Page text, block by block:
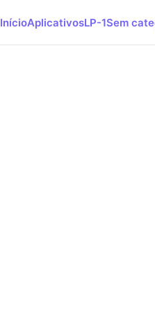
InícioAplicativosLP-1Sem